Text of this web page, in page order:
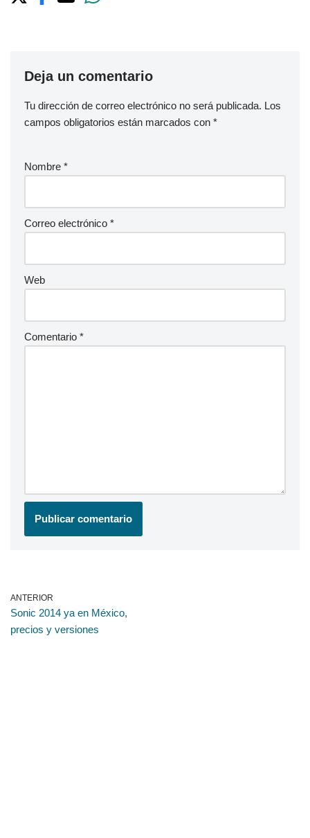
Deja un comentario
Tu dirección de correo electrónico no será publicada. Los
campos obligatorios están marcados con *
Nombre *
Correo electrónico *
Web
Comentario *
ANTERIOR
Sonic 2014 ya en México,
precios y versiones